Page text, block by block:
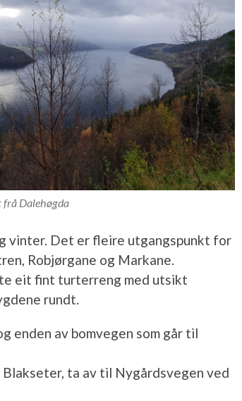
Dalehøgda
vinter. Det er fleire utgangspunkt for
Robjørgane og Markane.
eit fint turterreng med utsikt
rundt.
enden av bomvegen som går til
ta av til Nygårdsvegen ved